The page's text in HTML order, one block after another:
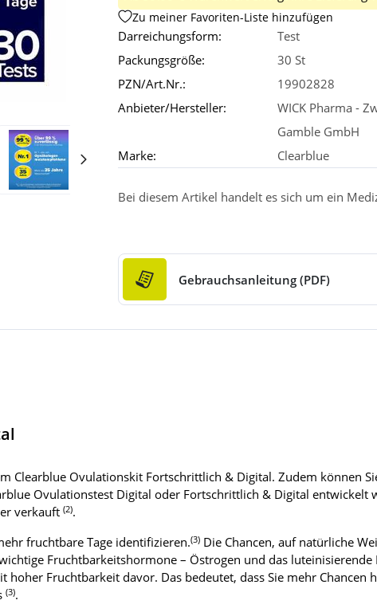
Zu meiner Favoriten-Liste hinzufügen
Darreichungsform:
Test
Packungsgröße:
30 St
PZN/Art.Nr.:
19902828
Anbieter/Hersteller:
WICK Pharma -
Gamble GmbH
Marke:
Clearblue
Bei diesem Artikel handelt es sich um ein
Gebrauchsanleitung (PDF)
Clearblue Ovulationskit Fortschrittlich & Digital. Zudem können
Ovulationstest Digital oder Fortschrittlich & Digital entwickelt
verkauft (2).
fruchtbare Tage identifizieren.(3) Die Chancen, auf natürliche
Fruchtbarkeitshormone – Östrogen und das
Fruchtbarkeit davor. Das bedeutet, dass Sie mehr Chancen
(3).